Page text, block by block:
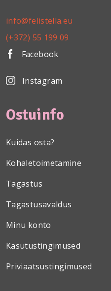
info@felistella.eu
(+372) 55 199 09
Facebook
Instagram
Ostuinfo
Kuidas osta?
Kohaletoimetamine
Tagastus
Tagastusavaldus
Minu konto
Kasutustingimused
Priviaatsustingimused